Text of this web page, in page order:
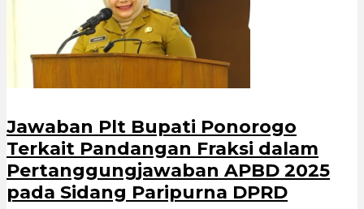
Jawaban Plt Bupati Ponorogo
Terkait Pandangan Fraksi dalam
Pertanggungjawaban APBD 2025
pada Sidang Paripurna DPRD